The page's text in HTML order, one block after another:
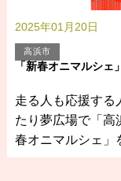
2025年01月20日
高浜市
「新春オニマルシェ
走る人も応援する
たり夢広場で「高
春オニマルシェ